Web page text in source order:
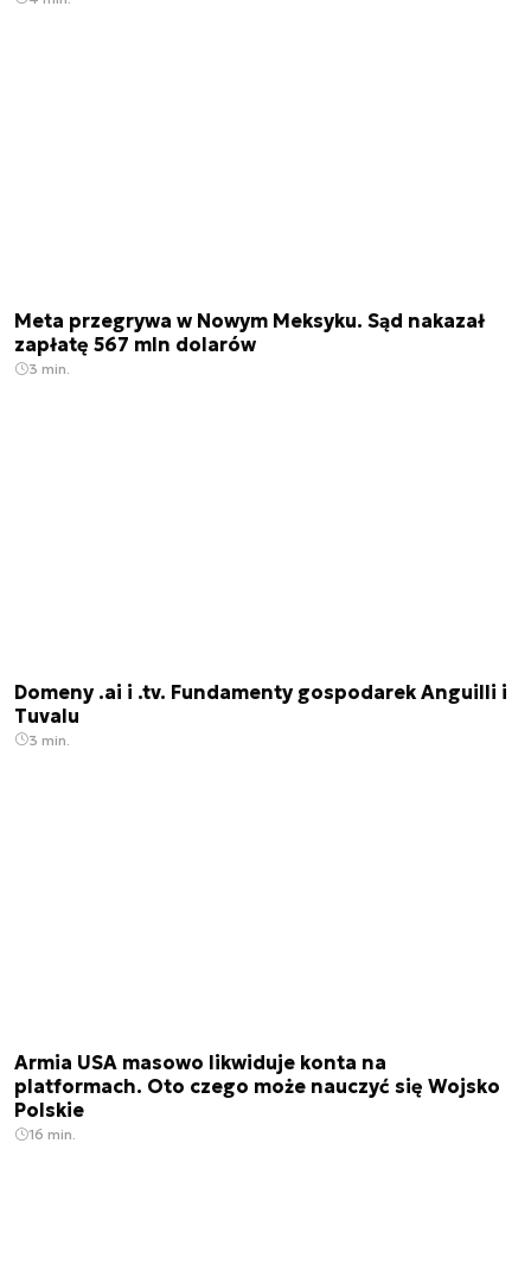
Meta przegrywa w Nowym Meksyku. Sąd nakazał
zapłatę 567 mln dolarów
3 min.
Domeny .ai i .tv. Fundamenty gospodarek Anguilli i
Tuvalu
3 min.
Armia USA masowo likwiduje konta na
platformach. Oto czego może nauczyć się Wojsko
Polskie
16 min.